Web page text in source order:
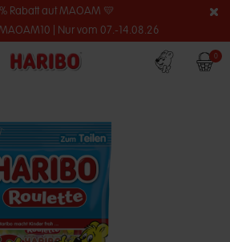
Rabatt auf MAOAM 💛
| Nur vom 07.-14.08.26
Konto 0